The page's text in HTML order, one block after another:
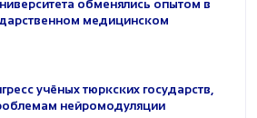
обменялись опытом в
медицинском
учёных тюркских государств,
нейромодуляции